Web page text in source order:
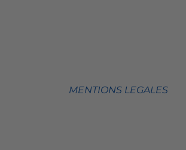
MENTIONS LEGALES